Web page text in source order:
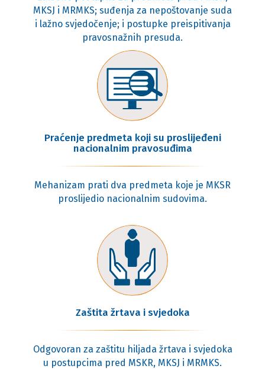
MKSJ i MRMKS; suđenja za nepoštovanje suda
i lažno svjedočenje; i postupke preispitivanja
pravosnažnih presuda.
Praćenje predmeta koji su proslijeđeni
nacionalnim pravosuđima
Mehanizam prati dva predmeta koje je MKSR
proslijedio nacionalnim sudovima.
Zaštita žrtava i svjedoka
Odgovoran za zaštitu hiljada žrtava i svjedoka
u postupcima pred MSKR, MKSJ i MRMKS.